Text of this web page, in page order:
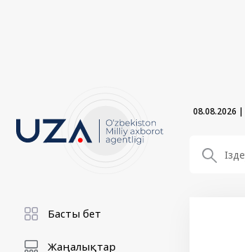
08.08.2026 |
Басты бет
Жаңалықтар